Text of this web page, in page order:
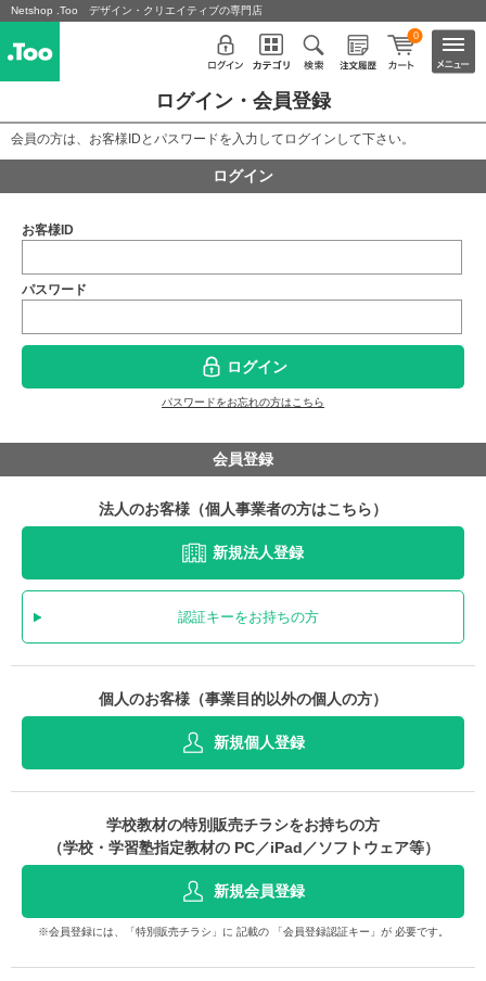
Netshop .Too デザイン・クリエイティブの専門店
0
ログイン・会員登録
会員の方は、お客様IDとパスワードを入力してログインして下さい。
ログイン
お客様ID
パスワード
ログイン
パスワードをお忘れの方はこちら
会員登録
法人のお客様（個人事業者の方はこちら）
新規法人登録
認証キーをお持ちの方
個人のお客様（事業目的以外の個人の方）
新規個人登録
学校教材の特別販売チラシをお持ちの方
（学校・学習塾指定教材の PC／iPad／ソフトウェア等）
新規会員登録
※会員登録には、「特別販売チラシ」に 記載の 「会員登録認証キー」が 必要です。